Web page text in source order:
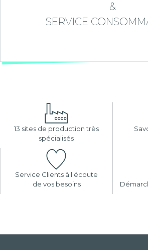
&
SERVICE
13 sites de production très
spécialisés
Service Clients à l'écoute
de vos besoins